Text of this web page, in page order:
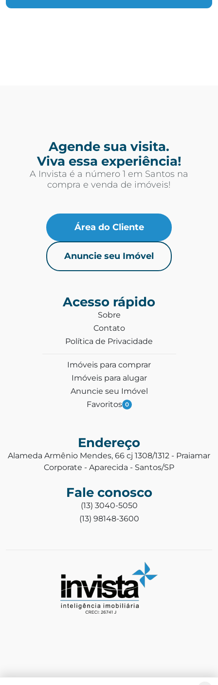
Agende sua visita.
Viva essa experiência!
A Invista é a número 1 em Santos na
compra e venda de imóveis!
Área do Cliente
Anuncie seu Imóvel
Acesso rápido
Sobre
Contato
Política de Privacidade
Imóveis para comprar
Imóveis para alugar
Anuncie seu Imóvel
Favoritos 0
Endereço
Alameda Armênio Mendes, 66 cj 1308/1312 - Praiamar
Corporate - Aparecida - Santos/SP
Fale conosco
(13) 3040-5050
(13) 98148-3600